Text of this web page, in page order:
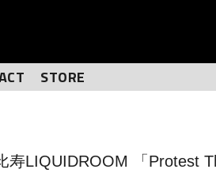
STORE
寿LIQUIDROOM 「Protest